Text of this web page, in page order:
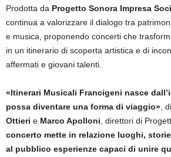
Prodotta da Progetto Sonora Impresa
continua a valorizzare il dialogo tra
e musica, proponendo concerti che
in un itinerario di scoperta artistica e di
affermati e giovani talenti.
«Itinerari Musicali Francigeni nasce
possa diventare una forma di viaggio» ,
Ottieri e Marco Apolloni , direttori di
concerto mette in relazione luoghi,
al pubblico esperienze capaci di unire